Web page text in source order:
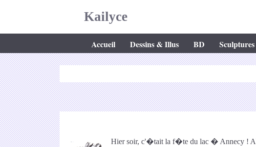
Kailyce
Accueil Dessins & Illus BD Sculptures
Hier soir, c'�tait la f�te du lac � Annecy !